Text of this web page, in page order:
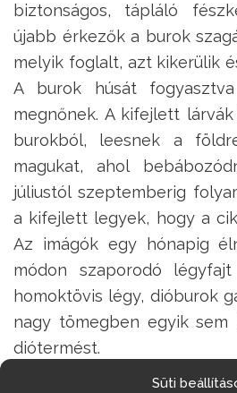
Süti
biztonságos, tápláló
újabb érkezők a burok
melyik foglalt, azt kikerülik
A burok húsát
megnőnek. A kifejlett
burokból, leesnek a
magukat, ahol
júliustól szeptemberig
a kifejlett legyek, hogy a
Az imágók egy hónapig
módon szaporodó
homoktövis légy, dióburok
nagy tömegben egyik sem
diótermést.